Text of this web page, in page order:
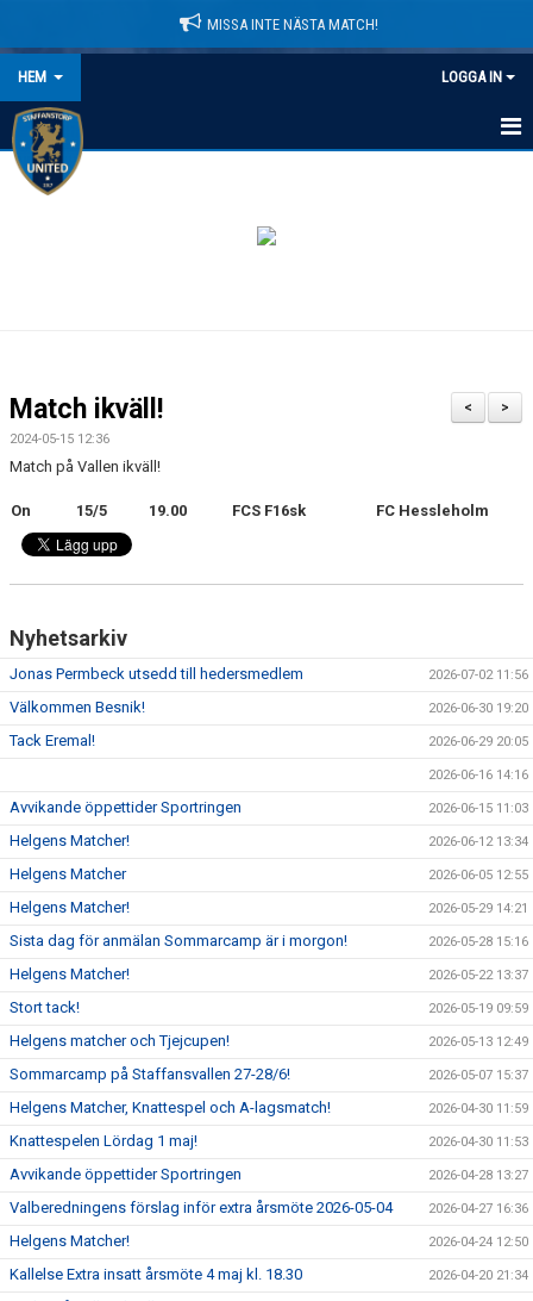
MISSA INTE NÄSTA MATCH!
HEM LOGGA IN
HEM
DOMARINFORMATION
MEDLEMSAVGIFTER
DOKUMENT
KLÄDPROFIL
LEDARINFORMATION
KONTAKT/KANSLI
OM SUFC
>
<
Match ikväll!
2024-05-15 12:36
Match på Vallen ikväll!
On 15/5 19.00 FCS F16sk FC Hessleholm
Nyhetsarkiv
Jonas Permbeck utsedd till hedersmedlem 2026-07-02 11:56
Välkommen Besnik! 2026-06-30 19:20
Tack Eremal! 2026-06-29 20:05
2026-06-16 14:16
Avvikande öppettider Sportringen 2026-06-15 11:03
Helgens Matcher! 2026-06-12 13:34
Helgens Matcher 2026-06-05 12:55
Helgens Matcher! 2026-05-29 14:21
Sista dag för anmälan Sommarcamp är i morgon! 2026-05-28 15:16
Helgens Matcher! 2026-05-22 13:37
Stort tack! 2026-05-19 09:59
Helgens matcher och Tjejcupen! 2026-05-13 12:49
Sommarcamp på Staffansvallen 27-28/6! 2026-05-07 15:37
Helgens Matcher, Knattespel och A-lagsmatch! 2026-04-30 11:59
Knattespelen Lördag 1 maj! 2026-04-30 11:53
Avvikande öppettider Sportringen 2026-04-28 13:27
Valberedningens förslag inför extra årsmöte 2026-05-04 2026-04-27 16:36
Helgens Matcher! 2026-04-24 12:50
Kallelse Extra insatt årsmöte 4 maj kl. 18.30 2026-04-20 21:34